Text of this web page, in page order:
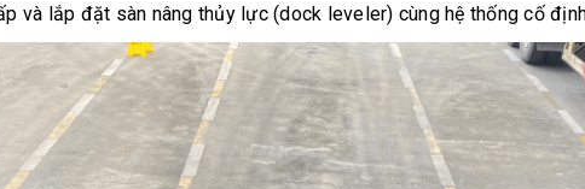
và lắp đặt sàn nâng thủy lực (dock leveler) cùng hệ thống cố